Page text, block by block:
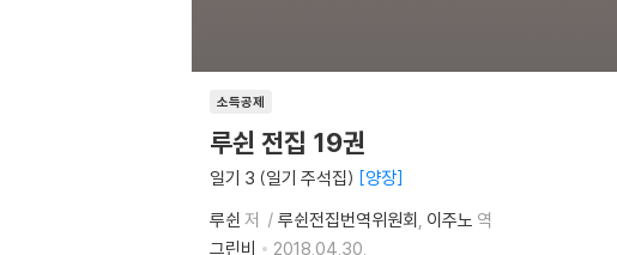
소득공제
루쉰 전집 19권
일기 3 (일기 주석집)
양장
루쉰 저 루쉰전집번역위원회 이주노 역
그린비
2018.04.30.